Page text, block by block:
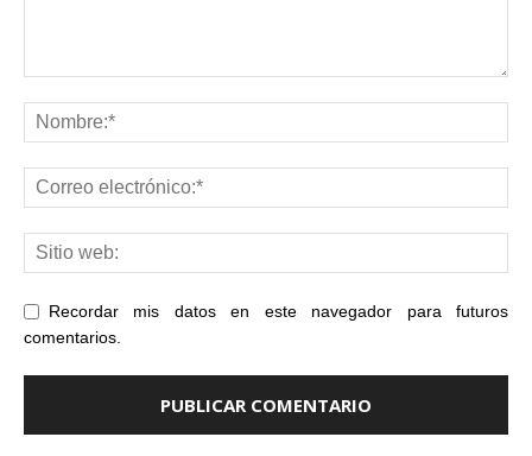
Recordar mis datos en este navegador para futuros
comentarios.